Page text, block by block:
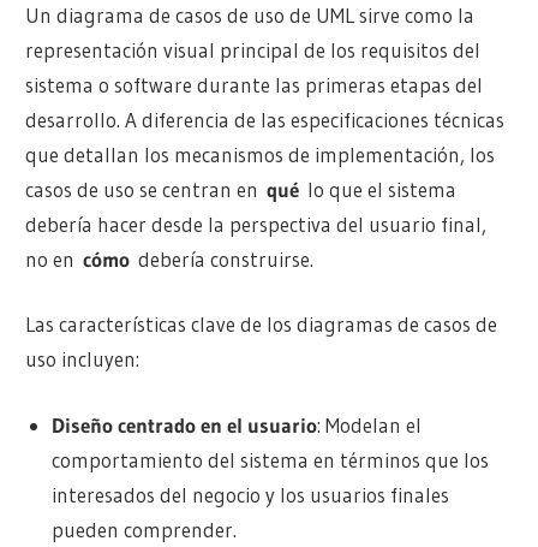
Un diagrama de casos de uso de UML sirve como la
representación visual principal de los requisitos del
sistema o software durante las primeras etapas del
desarrollo. A diferencia de las especificaciones técnicas
que detallan los mecanismos de implementación, los
casos de uso se centran enqué lo que el sistema
debería hacer desde la perspectiva del usuario final,
no encómo debería construirse.
Las características clave de los diagramas de casos de
uso incluyen:
Diseño centrado en el usuario: Modelan el
comportamiento del sistema en términos que los
interesados del negocio y los usuarios finales
pueden comprender.